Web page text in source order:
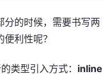
分的时候，需要书写两
利性呢？
类型引入方式： inline